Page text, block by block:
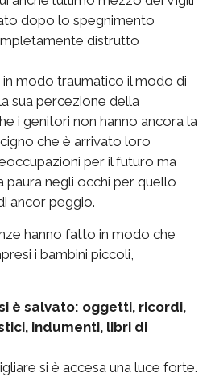
dopo lo spegnimento
distrutto
in modo traumatico il modo di
sua percezione della
i genitori non hanno ancora la
che è arrivato loro
per il futuro ma
paura negli occhi per quello
ancor peggio.
hanno fatto in modo che
i bambini piccoli,
è salvato: oggetti, ricordi,
indumenti, libri di
si è accesa una luce forte.